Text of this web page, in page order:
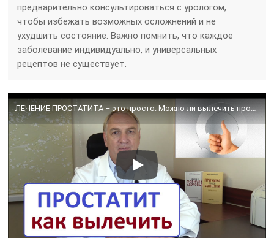
предварительно консультироваться с урологом,
чтобы избежать возможных осложнений и не
ухудшить состояние. Важно помнить, что каждое
заболевание индивидуально, и универсальных
рецептов не существует.
ЛЕЧЕНИЕ ПРОСТАТИТА – это просто. Можно ли вылечить простатит навсегда.